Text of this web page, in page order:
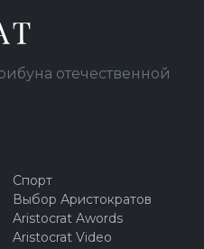
отечественной
Спорт
Выбор Аристократов
Aristocrat Awords
Aristocrat Video